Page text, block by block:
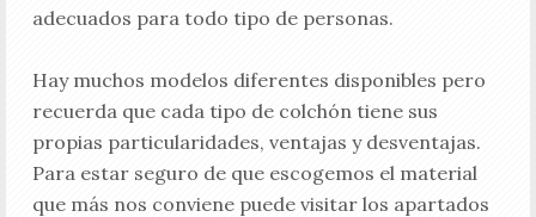
adecuados para todo tipo de personas.
Hay muchos modelos diferentes disponibles pero
recuerda que cada tipo de colchón tiene sus
propias particularidades, ventajas y desventajas.
Para estar seguro de que escogemos el material
que más nos conviene puede visitar los apartados